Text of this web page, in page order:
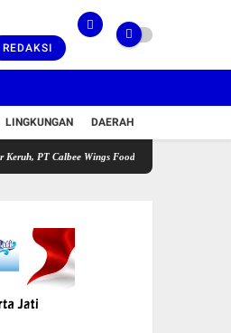
REDAKSI
LINGKUNGAN DAERAH
Wings Food Akui Gangguan di Fasilitas